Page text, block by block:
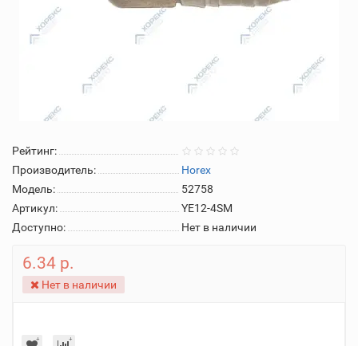
Рейтинг:
Производитель:
Horex
Модель:
52758
Артикул:
YE12-4SM
Доступно:
Нет в наличии
6.34 р.
Нет в наличии